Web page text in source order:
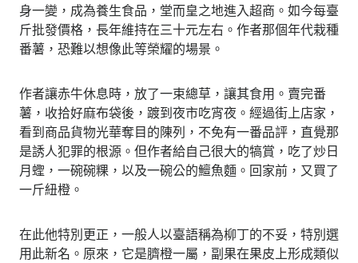
身一變，成為養生食品，堂而皇之地進入超商。如今每臺
斤批發價格，長年維持在三十元左右。作者那個年代栽種
番薯，恐難以想像此等榮耀的場景。
作者讓赤牛休息時，放了一束總草，讓其食用。賣完番
薯，收拾好麻布袋後，踱到夜市吃宵夜。經過街上店家，
看到商品貨物光華奪目的陳列，不免有一番品評，直覺那
是誘人犯罪的根源。但作者給自己很大的犒賞，吃了炒日
月蟶，一碗碗粿，以及一碗公的鱣魚麵。回家前，又買了
一斤紐橙。
在此他特別更正，一般人以臺語稱為柳丁的不妥，特別選
用此新名。原來，它是臍橙一屬，副果在果皮上形成類似